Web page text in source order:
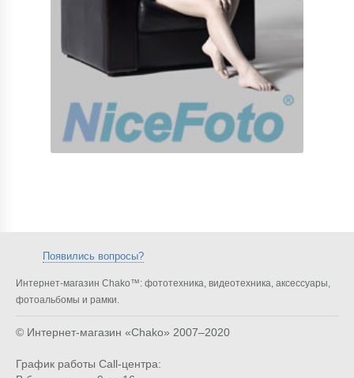
Появились вопросы?
Интернет-магазин Chako™: фототехника, видеотехника, аксессуары,
фотоальбомы и рамки.
© Интернет-магазин «Chako» 2007–2020
График работы Call-центра: